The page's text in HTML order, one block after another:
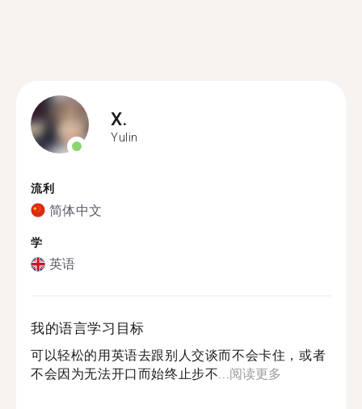
X.
Yulin
流利
简体中文
学
英语
我的语言学习目标
可以轻松的用英语去跟别人交谈而不会卡住，或者
不会因为无法开口而始终止步不...阅读更多